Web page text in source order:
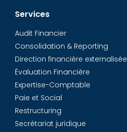
Services
Audit Financier
Consolidation & Reporting
Direction financière externalisée
Évaluation Financière
Expertise-Comptable
Paie et Social
Restructuring
Secrétariat juridique